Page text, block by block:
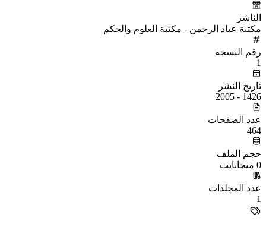
الناشر
مكتبة عباد الرحمن - مكتبة العلوم والحكم
رقم النسخة
1
تاريخ النشر
1426 - 2005
عدد الصفحات
464
حجم الملف
0 ميجابايت
عدد المجلدات
1